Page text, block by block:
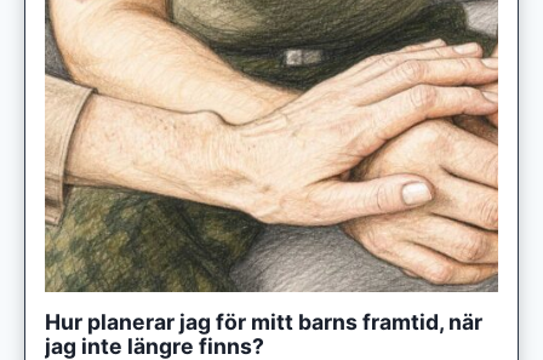
Hur planerar jag för mitt barns framtid, när
jag inte längre finns?